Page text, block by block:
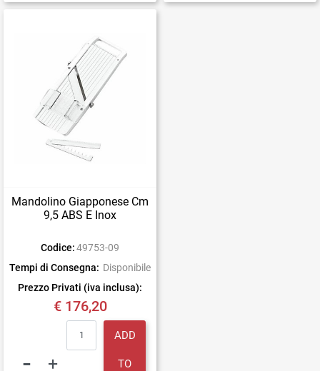
Mandolino Giapponese Cm
9,5 ABS E Inox
Codice: 49753-09
Tempi di Consegna: Disponibile
Prezzo Privati (iva inclusa):
€ 176,20
ADD
TO